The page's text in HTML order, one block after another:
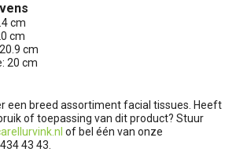
cm
cm
cm
20 cm
een breed assortiment facial tissues. Heeft
of toepassing van dit product? Stuur
of bel één van onze
434 43 43.